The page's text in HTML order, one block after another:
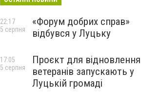
«Форум добрих справ»
відбувся у Луцьку
22:17
5 серпня
Проєкт для відновлення
ветеранів запускають у
Луцькій громаді
17:05
5 серпня